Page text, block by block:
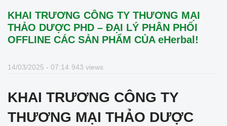
KHAI TRƯƠNG CÔNG TY THƯƠNG MẠI
THẢO DƯỢC PHD – ĐẠI LÝ PHÂN PHỐI
OFFLINE CÁC SẢN PHẨM CỦA eHerbal!
14/03/2025 - 07:14 943 views
KHAI TRƯƠNG CÔNG TY
THƯƠNG MẠI THẢO DƯỢC